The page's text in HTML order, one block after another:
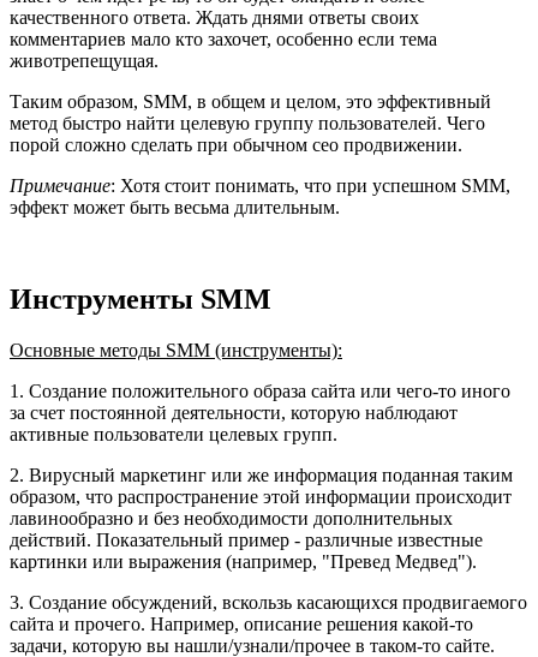
качественного ответа. Ждать днями ответы своих
комментариев мало кто захочет, особенно если тема
животрепещущая.
Таким образом, SMM, в общем и целом, это эффективный
метод быстро найти целевую группу пользователей. Чего
порой сложно сделать при обычном сео продвижении.
Примечание: Хотя стоит понимать, что при успешном SMM,
эффект может быть весьма длительным.
Инструменты SMM
Основные методы SMM (инструменты):
1. Создание положительного образа сайта или чего-то иного
за счет постоянной деятельности, которую наблюдают
активные пользователи целевых групп.
2. Вирусный маркетинг или же информация поданная таким
образом, что распространение этой информации происходит
лавинообразно и без необходимости дополнительных
действий. Показательный пример - различные известные
картинки или выражения (например, "Превед Медвед").
3. Создание обсуждений, вскользь касающихся продвигаемого
сайта и прочего. Например, описание решения какой-то
задачи, которую вы нашли/узнали/прочее в таком-то сайте.